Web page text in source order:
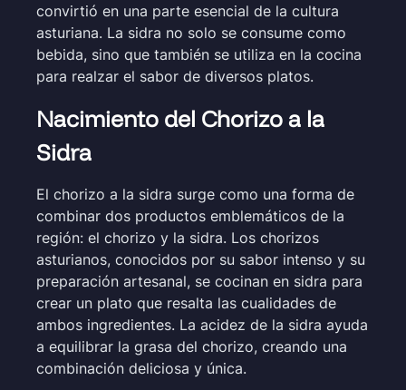
convirtió en una parte esencial de la cultura
asturiana. La sidra no solo se consume como
bebida, sino que también se utiliza en la cocina
para realzar el sabor de diversos platos.
Nacimiento del Chorizo a la
Sidra
El chorizo a la sidra surge como una forma de
combinar dos productos emblemáticos de la
región: el chorizo y la sidra. Los chorizos
asturianos, conocidos por su sabor intenso y su
preparación artesanal, se cocinan en sidra para
crear un plato que resalta las cualidades de
ambos ingredientes. La acidez de la sidra ayuda
a equilibrar la grasa del chorizo, creando una
combinación deliciosa y única.